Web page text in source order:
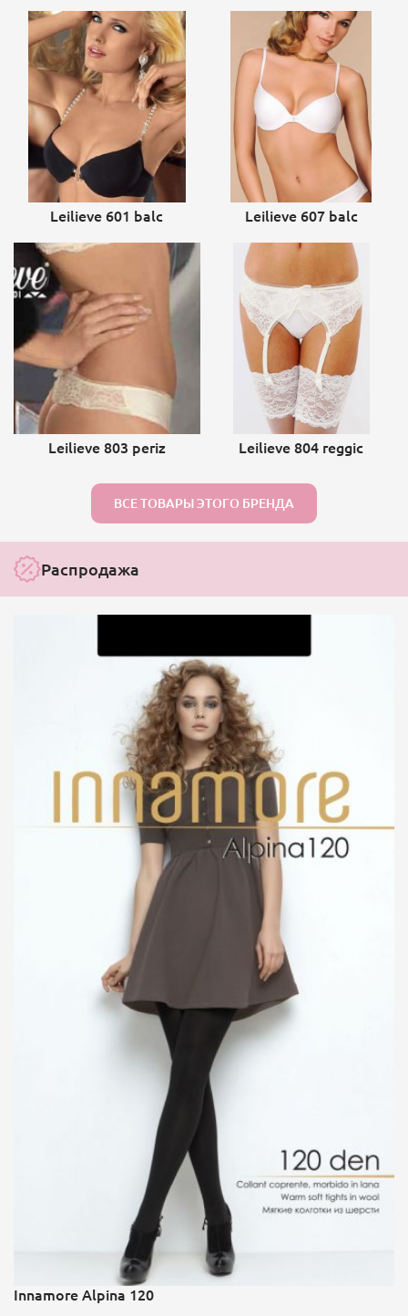
Leilieve 601 balc Leilieve 607 balc
Leilieve 803 periz Leilieve 804 reggic
ВСЕ ТОВАРЫ ЭТОГО БРЕНДА
Распродажа
Innamore Alpina 120